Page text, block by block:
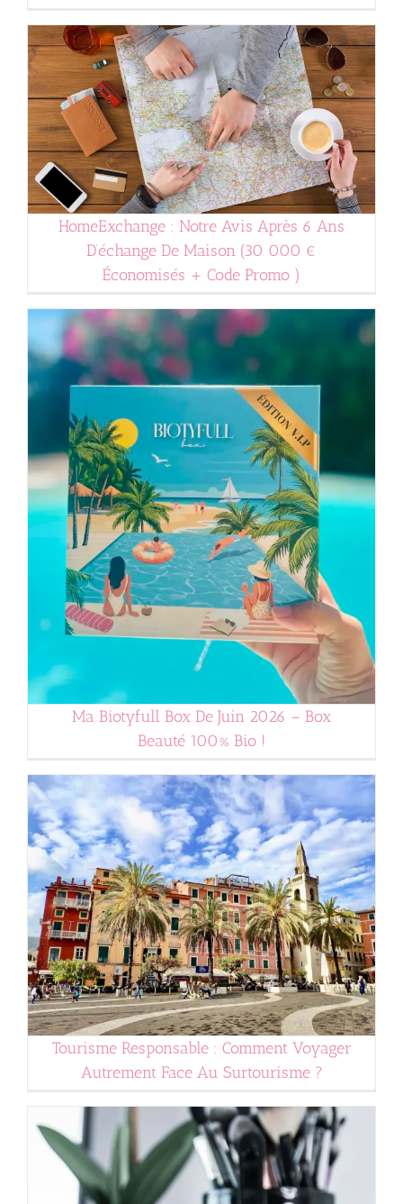
Le Contenu De Ma Prescription Lab Juin
2026 + 3 Box Offertes
HomeExchange : Notre Avis Après 6 Ans
D’échange De Maison (30 000 €
Économisés + Code Promo )
Ma Biotyfull Box De Juin 2026 – Box
Beauté 100% Bio !
Tourisme Responsable : Comment Voyager
Autrement Face Au Surtourisme ?